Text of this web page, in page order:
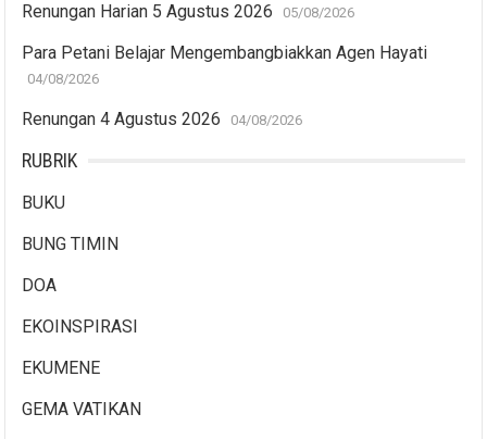
Renungan Harian 5 Agustus 2026 05/08/2026
Para Petani Belajar Mengembangbiakkan Agen Hayati
04/08/2026
Renungan 4 Agustus 2026 04/08/2026
RUBRIK
BUKU
BUNG TIMIN
DOA
EKOINSPIRASI
EKUMENE
GEMA VATIKAN